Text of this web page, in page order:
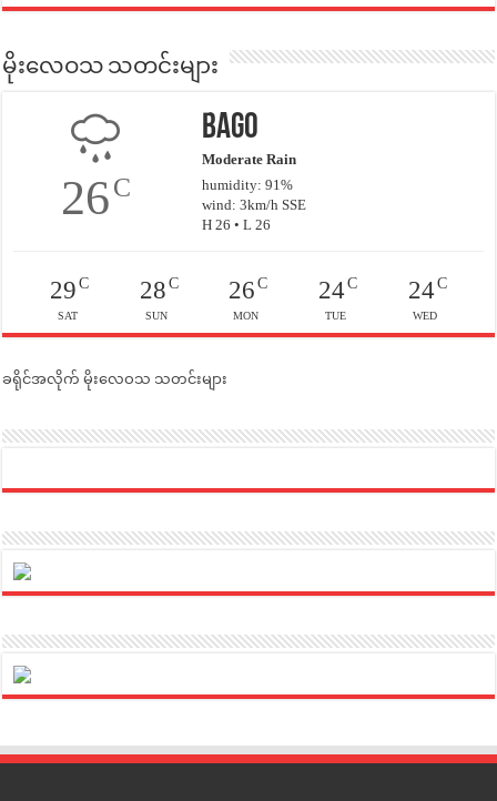
မိုးလေဝသ သတင်းများ
26C
Bago
Moderate Rain
humidity: 91%
wind: 3km/h SSE
H 26 • L 26
29C
SAT
28C
SUN
26 C
MON
24C
TUE
24C
WED
ခရိုင်အလိုက် မိုးလေဝသ သတင်းများ